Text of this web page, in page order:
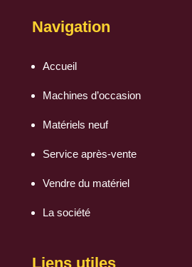
Navigation
Accueil
Machines d’occasion
Matériels neuf
Service après-vente
Vendre du matériel
La société
Liens utiles